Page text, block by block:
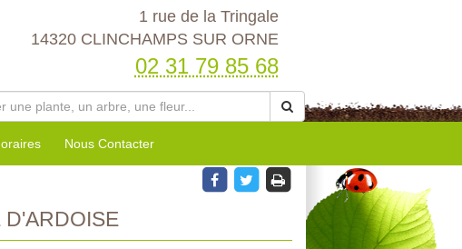
1 rue de la Tringale
14320 CLINCHAMPS SUR ORNE
02 31 79 85 68
Nous Contacter
D'ARDOISE